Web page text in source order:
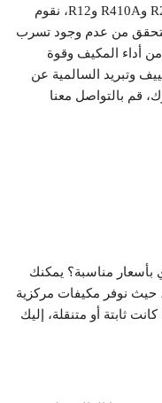
أنواع غاز الفريون الأصلي، بما في ذلك R22 وR410A وR12، نقوم
نتحقق من عدم وجود تسرب
من أداء المكيف وقوة
وتبريد السالمية عن
قم بالتواصل معنا
مناسبة؟ يمكنك
حيث نوفر مكيفات مركزية
ثابتة أو متنقلة، إليك